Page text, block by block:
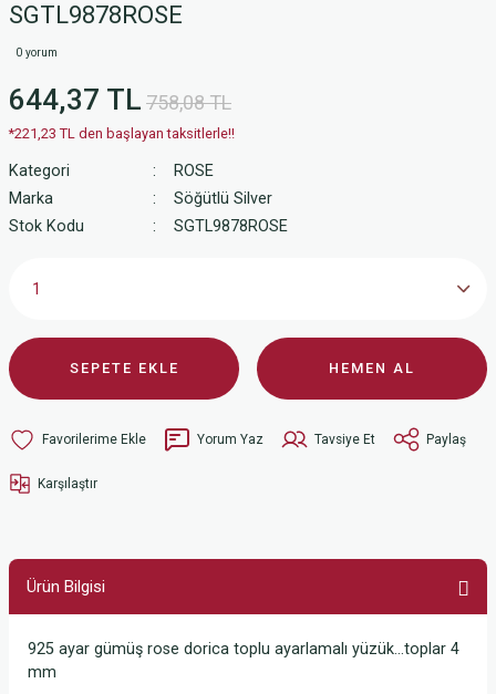
SGTL9878ROSE
0 yorum
644,37 TL 758,08 TL
*221,23 TL den başlayan taksitlerle!!
Kategori
ROSE
Marka
Söğütlü Silver
Stok Kodu
SGTL9878ROSE
SEPETE EKLE HEMEN AL
Yorum Yaz Tavsiye Et Paylaş
Karşılaştır
Ürün Bilgisi
925 ayar gümüş rose dorica toplu ayarlamalı yüzük…toplar 4
mm